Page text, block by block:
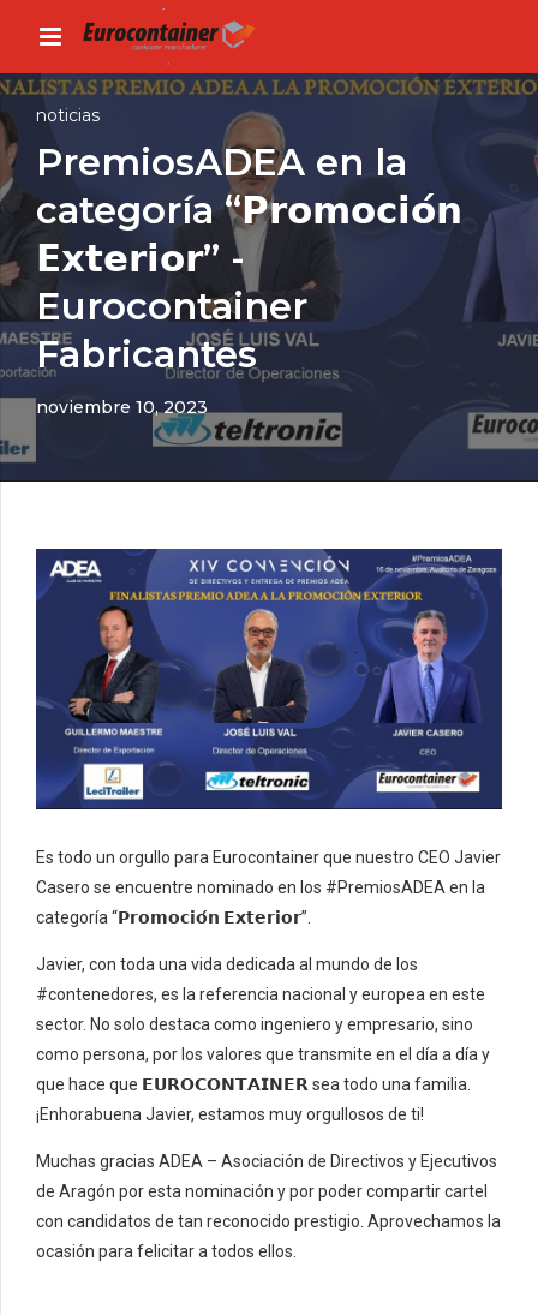
noticias
PremiosADEA en la
categoría “𝗣𝗿𝗼𝗺𝗼𝗰𝗶𝗼́𝗻
𝗘𝘅𝘁𝗲𝗿𝗶𝗼𝗿” -
Eurocontainer
Fabricantes
noviembre 10, 2023
Es todo un orgullo para Eurocontainer que nuestro CEO Javier
Casero se encuentre nominado en los #PremiosADEA en la
categoría “𝗣𝗿𝗼𝗺𝗼𝗰𝗶𝗼́𝗻 𝗘𝘅𝘁𝗲𝗿𝗶𝗼𝗿”.
Javier, con toda una vida dedicada al mundo de los
#contenedores, es la referencia nacional y europea en este
sector. No solo destaca como ingeniero y empresario, sino
como persona, por los valores que transmite en el día a día y
que hace que 𝗘𝗨𝗥𝗢𝗖𝗢𝗡𝗧𝗔𝗜𝗡𝗘𝗥 sea todo una familia.
¡Enhorabuena Javier, estamos muy orgullosos de ti!
Muchas gracias ADEA – Asociación de Directivos y Ejecutivos
de Aragón por esta nominación y por poder compartir cartel
con candidatos de tan reconocido prestigio. Aprovechamos la
ocasión para felicitar a todos ellos.